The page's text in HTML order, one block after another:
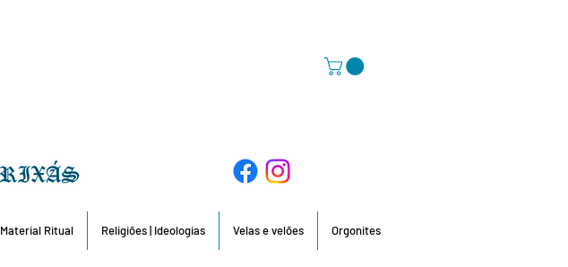
Material Ritual Religiões | Ideologias Velas e velões Orgonites